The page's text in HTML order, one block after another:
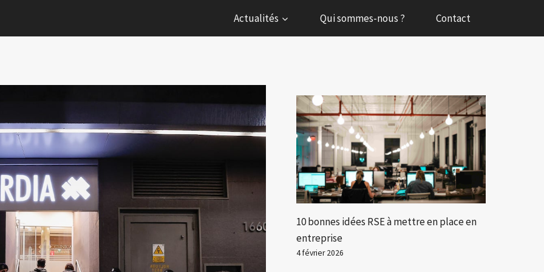
Actualités Qui sommes-nous ? Contact
10 bonnes idées RSE à mettre en place en
entreprise
4 février 2026